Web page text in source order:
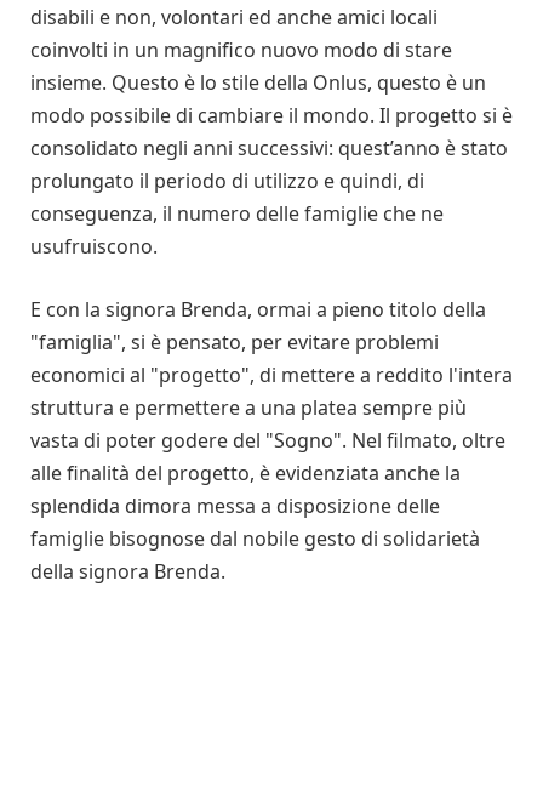
disabili e non, volontari ed anche amici locali
coinvolti in un magnifico nuovo modo di stare
insieme. Questo è lo stile della Onlus, questo è un
modo possibile di cambiare il mondo. Il progetto si è
consolidato negli anni successivi: quest’anno è stato
prolungato il periodo di utilizzo e quindi, di
conseguenza, il numero delle famiglie che ne
usufruiscono.
E con la signora Brenda, ormai a pieno titolo della
"famiglia", si è pensato, per evitare problemi
economici al "progetto", di mettere a reddito l'intera
struttura e permettere a una platea sempre più
vasta di poter godere del "Sogno". Nel filmato, oltre
alle finalità del progetto, è evidenziata anche la
splendida dimora messa a disposizione delle
famiglie bisognose dal nobile gesto di solidarietà
della signora Brenda.